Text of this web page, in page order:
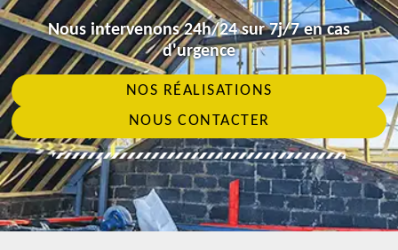
Nous intervenons 24h/24 sur 7j/7 en cas
d'urgence
NOS RÉALISATIONS
NOUS CONTACTER